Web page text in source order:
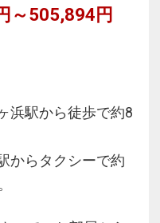
～505,894円
浜駅から徒歩で約8
からタクシーで約